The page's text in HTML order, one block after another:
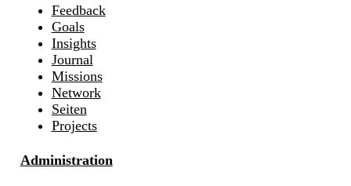
Feedback
Goals
Insights
Journal
Missions
Network
Seiten
Projects
Administration